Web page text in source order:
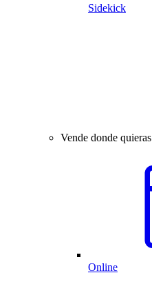
Sidekick
Vende donde quieras
Online